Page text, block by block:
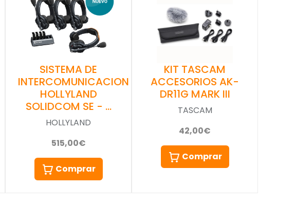
SISTEMA DE
INTERCOMUNICACION
HOLLYLAND
SOLIDCOM SE - …
HOLLYLAND
515,00€
Comprar
KIT TASCAM
ACCESORIOS AK-
DR11G MARK III
TASCAM
42,00€
Comprar